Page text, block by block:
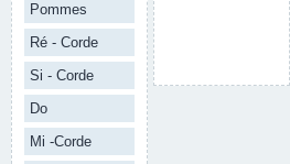
Pommes
Ré - Corde
Si - Corde
Do
Mi -Corde